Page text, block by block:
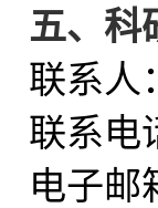
五、科
联系
联系电
电子邮